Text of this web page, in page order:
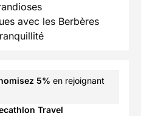
avec les Berbères
5% en rejoignant
Travel